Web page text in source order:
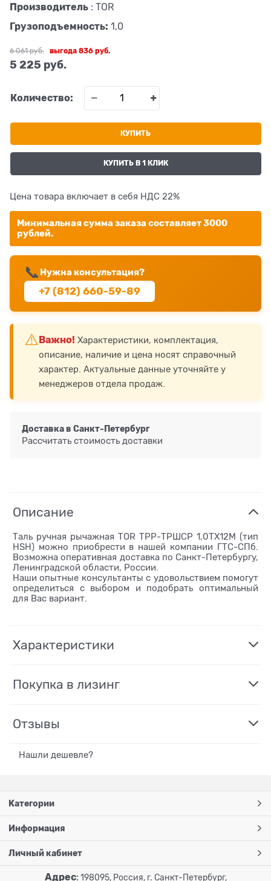
Производитель : TOR
Грузоподъемность: 1,0
6 061 руб.
5 225 руб.
выгода836 руб.
Количество:
КУПИТЬ
КУПИТЬ В 1 КЛИК
Цена товара включает в себя НДС 22%
Минимальная сумма заказа составляет 3000
рублей.
📞 Нужна консультация?
+7 (812) 660-59-89
⚠️Важно! Характеристики, комплектация,
описание, наличие и цена носят справочный
характер. Актуальные данные уточняйте у
менеджеров отдела продаж.
Доставка в Санкт-Петербург
Рассчитать стоимость доставки
Описание
Таль ручная рычажная TOR ТРР-ТРШСР 1,0ТХ12М (тип
HSH) можно приобрести в нашей компании ГТС-СПб.
Возможна оперативная доставка по Санкт-Петербургу,
Ленинградской области, России.
Наши опытные консультанты с удовольствием помогут
определиться с выбором и подобрать оптимальный
для Вас вариант.
Характеристики
Покупка в лизинг
Отзывы
Нашли дешевле?
Категории
Информация
Личный кабинет
Адрес: 198095, Россия, г. Санкт-Петербург,